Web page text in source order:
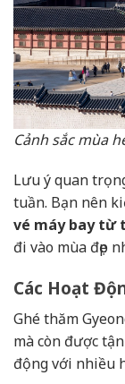
Cảnh sắc mùa
Lưu ý quan
tuần. Bạn nên
vé máy bay từ
đi vào mùa đẹp
Các Hoạt
Ghé thăm
mà còn được
động với nhiều